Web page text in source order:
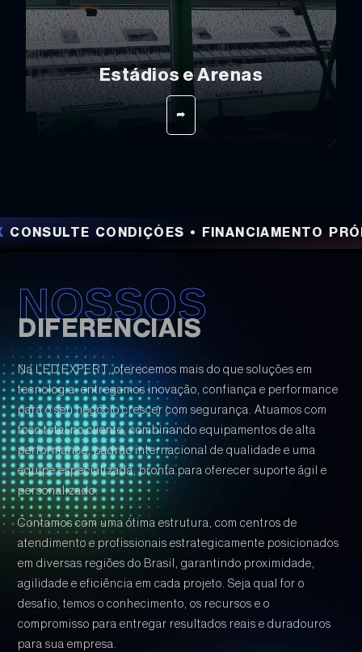
Estádios e Arenas
➦
CONDIÇÕES • FINANCIAMENTO PRÓPRIO
NOSSOS
DIFERENCIAIS
Na LED EXPERT, oferecemos mais do que soluções em
tecnologia: entregamos inovação, confiança e performance
para o seu negócio crescer com segurança. Atuamos com
foco total no cliente, combinando equipamentos de alta
performance, padrão internacional de qualidade e uma
equipe especializada, pronta para oferecer suporte ágil e
personalizado.
Contamos com uma ótima estrutura, com centros de
atendimento e profissionais estrategicamente posicionados
em diversas regiões do Brasil, garantindo proximidade,
agilidade e eficiência em cada projeto. Seja qual for o
desafio, temos o conhecimento, os recursos e o
compromisso para entregar resultados reais e duradouros
para sua empresa.